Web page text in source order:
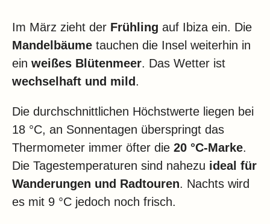
Im März zieht der Frühling auf Ibiza ein. Die
Mandelbäume tauchen die Insel weiterhin in
ein weißes Blütenmeer. Das Wetter ist
wechselhaft und mild .
Die durchschnittlichen Höchstwerte liegen bei
18 °C, an Sonnentagen überspringt das
Thermometer immer öfter die 20 °C-Marke.
Die Tagestemperaturen sind nahezu ideal für
Wanderungen und Radtouren. Nachts wird
es mit 9 °C jedoch noch frisch.